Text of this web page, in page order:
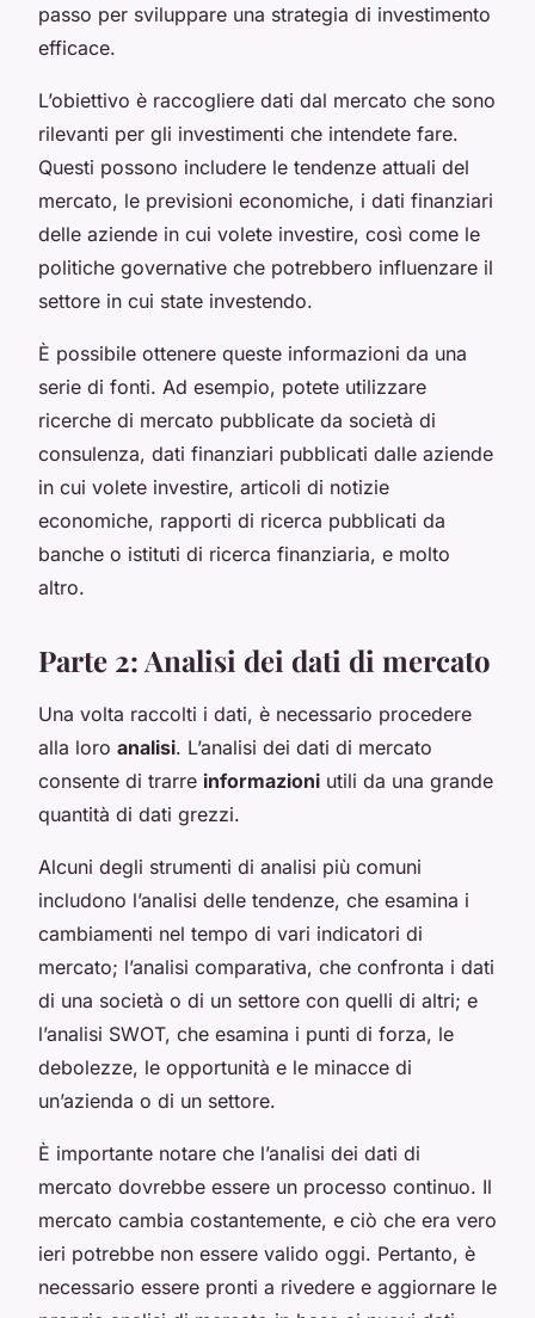
passo per sviluppare una strategia di investimento
efficace.
L’obiettivo è raccogliere dati dal mercato che sono
rilevanti per gli investimenti che intendete fare.
Questi possono includere le tendenze attuali del
mercato, le previsioni economiche, i dati finanziari
delle aziende in cui volete investire, così come le
politiche governative che potrebbero influenzare il
settore in cui state investendo.
È possibile ottenere queste informazioni da una
serie di fonti. Ad esempio, potete utilizzare
ricerche di mercato pubblicate da società di
consulenza, dati finanziari pubblicati dalle aziende
in cui volete investire, articoli di notizie
economiche, rapporti di ricerca pubblicati da
banche o istituti di ricerca finanziaria, e molto
altro.
Parte 2: Analisi dei dati di mercato
Una volta raccolti i dati, è necessario procedere
alla loro analisi. L’analisi dei dati di mercato
consente di trarre informazioni utili da una grande
quantità di dati grezzi.
Alcuni degli strumenti di analisi più comuni
includono l’analisi delle tendenze, che esamina i
cambiamenti nel tempo di vari indicatori di
mercato; l’analisi comparativa, che confronta i dati
di una società o di un settore con quelli di altri; e
l’analisi SWOT, che esamina i punti di forza, le
debolezze, le opportunità e le minacce di
un’azienda o di un settore.
È importante notare che l’analisi dei dati di
mercato dovrebbe essere un processo continuo. Il
mercato cambia costantemente, e ciò che era vero
ieri potrebbe non essere valido oggi. Pertanto, è
necessario essere pronti a rivedere e aggiornare le